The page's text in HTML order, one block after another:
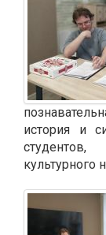
история и
культурного